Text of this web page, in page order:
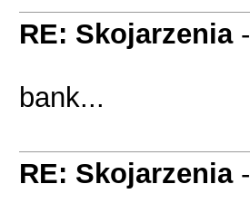
RE: Skojarzenia-
bank...
RE: Skojarzenia-